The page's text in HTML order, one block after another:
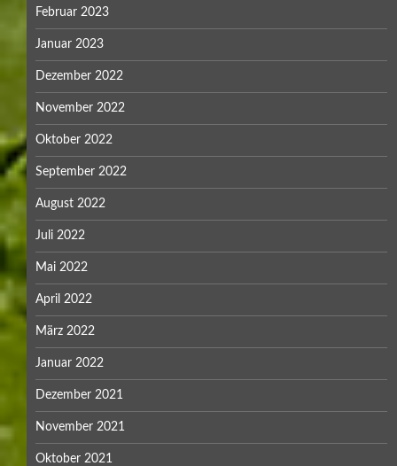
Februar 2023
Januar 2023
Dezember 2022
November 2022
Oktober 2022
September 2022
August 2022
Juli 2022
Mai 2022
April 2022
März 2022
Januar 2022
Dezember 2021
November 2021
Oktober 2021